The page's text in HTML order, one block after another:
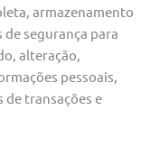
armazenamento
segurança para
alteração,
pessoais,
de transações e